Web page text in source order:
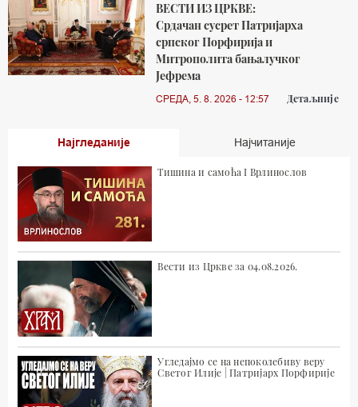
ВЕСТИ ИЗ ЦРКВЕ:
Срдачан сусрет Патријарха
српског Порфирија и
Митрополита бањалучког
Јефрема
СРЕДА, 5. 8. 2026 - 12:57 Детаљније
Најгледаније Најчитаније
Тишина и самоћа I Врлинослов
Вести из Цркве за 04.08.2026.
Угледајмо се на непоколебиву веру
Светог Илије | Патријарх Порфирије